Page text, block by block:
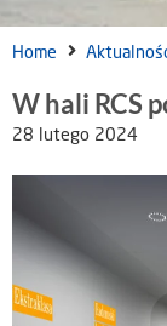
Home
W hali RCS
28 lutego 2024